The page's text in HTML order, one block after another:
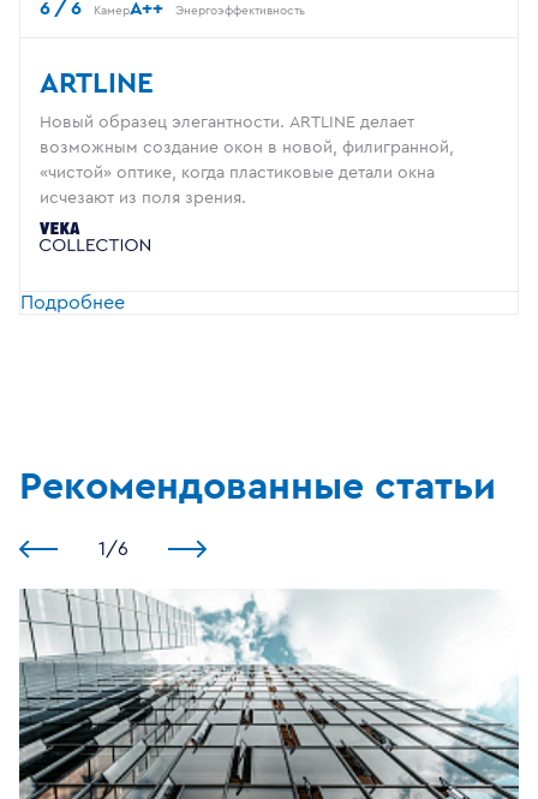
6 / 6 КамерA++ Энергоэффективность
ARTLINE
Новый образец элегантности. ARTLINE делает
возможным создание окон в новой, филигранной,
«чистой» оптике, когда пластиковые детали окна
исчезают из поля зрения.
Подробнее
Рекомендованные статьи
1 /6